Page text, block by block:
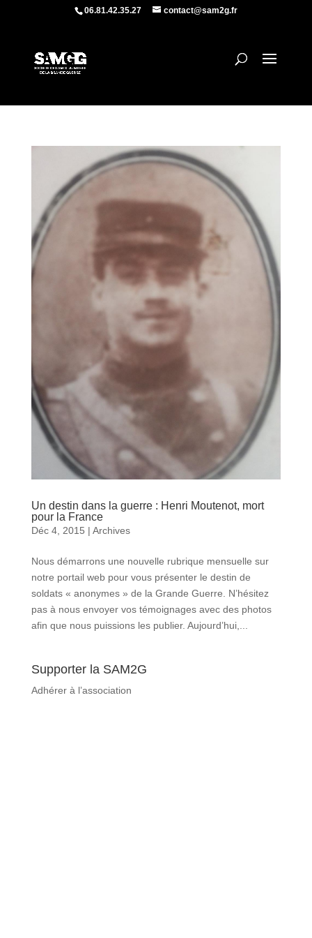
06.81.42.35.27 contact@sam2g.fr
Un destin dans la guerre : Henri Moutenot, mort
pour la France
Déc 4, 2015 | Archives
Nous démarrons une nouvelle rubrique mensuelle sur
notre portail web pour vous présenter le destin de
soldats « anonymes » de la Grande Guerre. N’hésitez
pas à nous envoyer vos témoignages avec des photos
afin que nous puissions les publier. Aujourd’hui,...
Supporter la SAM2G
Adhérer à l’association